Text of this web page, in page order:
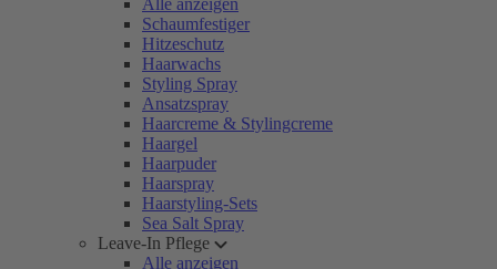
Alle anzeigen
Schaumfestiger
Hitzeschutz
Haarwachs
Styling Spray
Ansatzspray
Haarcreme & Stylingcreme
Haargel
Haarpuder
Haarspray
Haarstyling-Sets
Sea Salt Spray
Leave-In Pflege
Alle anzeigen